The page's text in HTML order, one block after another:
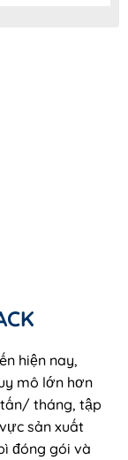
hiện nay,
mô lớn hơn
tấn/ tháng, tập
sản xuất
đóng gói và